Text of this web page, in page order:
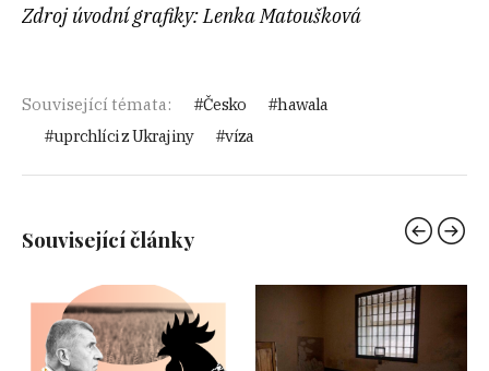
Zdroj úvodní grafiky: Lenka Matoušková
Související témata: Česko
hawala
uprchlíci z Ukrajiny
víza
Související články